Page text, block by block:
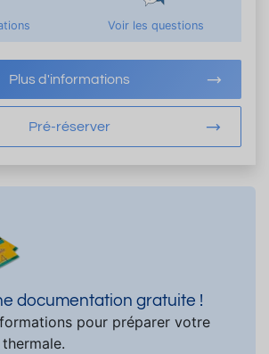
Voir les questions
Plus d'informations
Pré-réserver
documentation gratuite !
pour préparer votre